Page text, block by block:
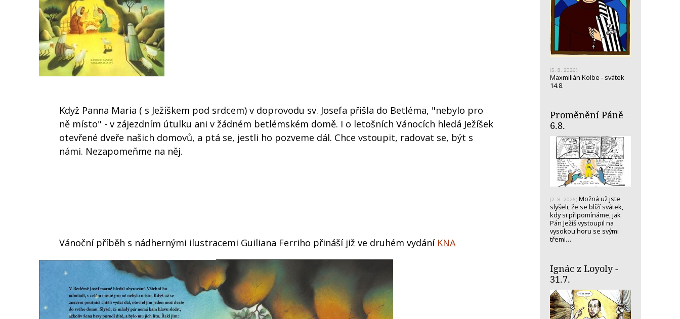
Když Panna Maria ( s Ježíškem pod srdcem) v doprovodu sv. Josefa přišla do Betléma, "nebylo pro
ně místo" - v zájezdním útulku ani v žádném betlémském domě. I o letošních Vánocích hledá Ježíšek
otevřené dveře našich domovů, a ptá se, jestli ho pozveme dál. Chce vstoupit, radovat se, být s
námi. Nezapomeňme na něj.
Vánoční příběh s nádhernými ilustracemi Guiliana Ferriho přináší již ve druhém vydání KNA
(5. 8. 2026)
Maxmilián Kolbe - svátek
14.8.
Proměnění Páně -
6.8.
(2. 8. 2026) Možná už jste
slyšeli, že se blíží svátek,
kdy si připomínáme, jak
Pán Ježíš vystoupil na
vysokou horu se svými
třemi…
Ignác z Loyoly -
31.7.